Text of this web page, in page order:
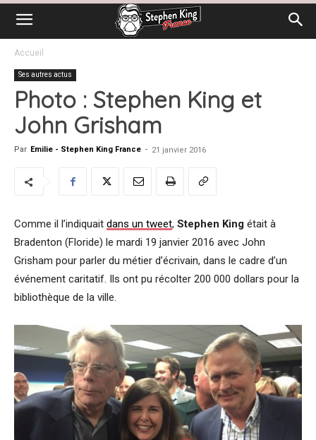
Accueil
Ses autres actus
Photo : Stephen King et
John Grisham
Par Emilie - Stephen King France - 21 janvier 2016
Comme il l’indiquait dans un tweet, Stephen King était à
Bradenton (Floride) le mardi 19 janvier 2016 avec John
Grisham pour parler du métier d’écrivain, dans le cadre d’un
événement caritatif. Ils ont pu récolter 200 000 dollars pour la
bibliothèque de la ville.